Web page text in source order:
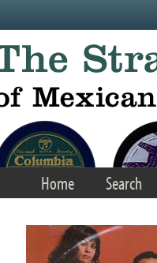
Home Search